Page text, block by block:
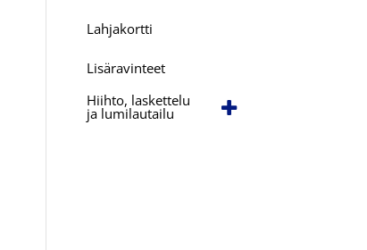
Lahjakortti
Lisäravinteet
Hiihto, laskettelu
ja lumilautailu